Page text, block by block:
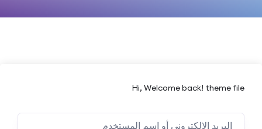
Hi, Welcome back! theme file